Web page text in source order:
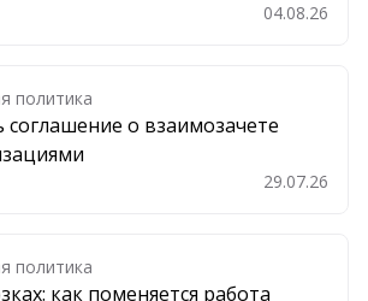
в закладки 04.08.26
политика
соглашение о взаимозачете
в закладки 29.07.26
политика
как поменяется работа